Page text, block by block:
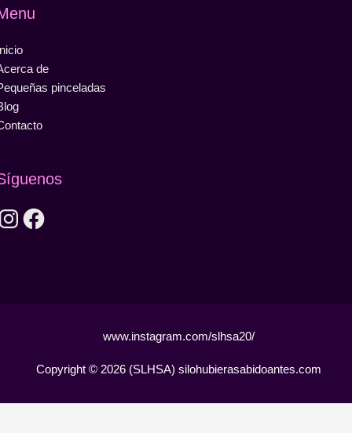
de
pinceladas
Facebook
www.instagram.com/slhsa20/
Copyright © 2026 (SLHSA) silohubierasabidoantes.com